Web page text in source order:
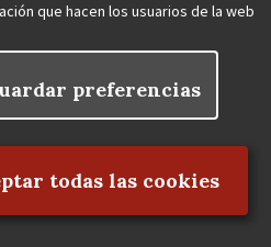
que hacen los usuarios de la web
preferencias
todas las cookies